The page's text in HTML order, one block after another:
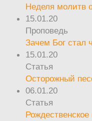
Неделя молитв
15.01.20
Проповедь
Зачем Бог стал
15.01.20
Статья
Осторожный
06.01.20
Статья